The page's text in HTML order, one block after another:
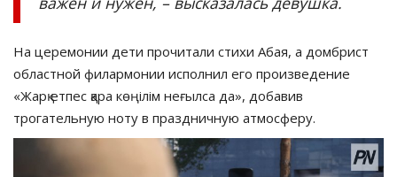
На церемонии дети прочитали стихи Абая, а домбрист
областной филармонии исполнил его произведение
«Жарқ етпес қара көңілім неғылса да», добавив
трогательную ноту в праздничную атмосферу.